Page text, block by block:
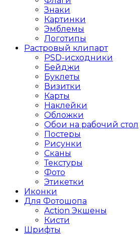
Знаки
Картинки
Эмблемы
Логотипы
Растровый клипарт
PSD-исходники
Бейджи
Буклеты
Визитки
Карты
Наклейки
Обложки
Обои на рабочий стол
Постеры
Рисунки
Сканы
Текстуры
Фото
Этикетки
Иконки
Для Фотошопа
Action Экшены
Кисти
Шрифты